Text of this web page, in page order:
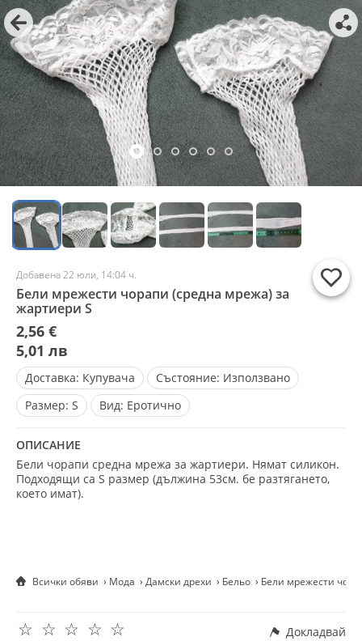
Добавена 22 юли, 14:04 ч.
Бели мрежести чорапи (средна мрежа) за
жартиери S
2,56 €
5,01 лв
Доставка: Купувача Състояние: Използвано
Размер: S Вид: Еротично
ОПИСАНИЕ
Бели чорапи средна мрежа за жартиери. Нямат силикон.
Подходящи са S размер (дължина 53см. бе разтягането,
което имат).
Всички обяви Мода Дамски дрехи Бельо Бели мрежести
☆
☆
☆
☆
☆ Докладвай